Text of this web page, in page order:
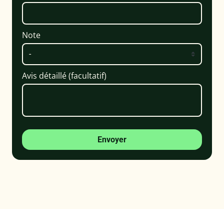
Note
Avis détaillé (facultatif)
Envoyer